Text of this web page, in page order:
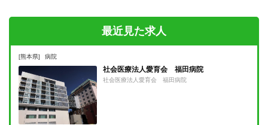
最近見た求人
[熊本県] 病院
社会医療法人愛育会 福田病院
社会医療法人愛育会 福田病院